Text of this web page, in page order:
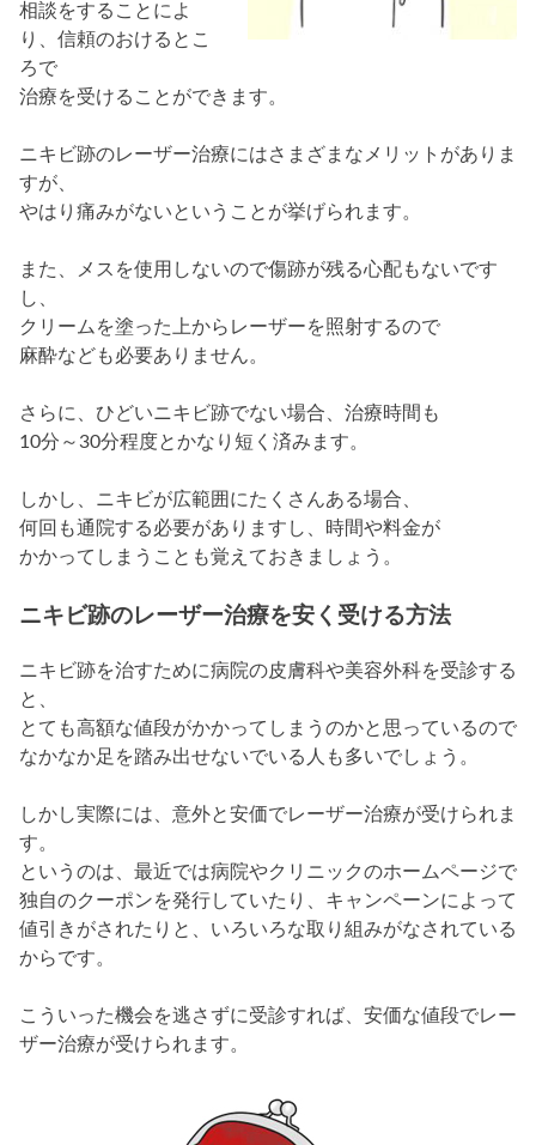
相談をすることによ
り、信頼のおけるとこ
ろで
治療を受けることができます。
ニキビ跡のレーザー治療にはさまざまなメリットがありま
すが、
やはり痛みがないということが挙げられます。
また、メスを使用しないので傷跡が残る心配もないです
し、
クリームを塗った上からレーザーを照射するので
麻酔なども必要ありません。
さらに、ひどいニキビ跡でない場合、治療時間も
10分～30分程度とかなり短く済みます。
しかし、ニキビが広範囲にたくさんある場合、
何回も通院する必要がありますし、時間や料金が
かかってしまうことも覚えておきましょう。
ニキビ跡のレーザー治療を安く受ける方法
ニキビ跡を治すために病院の皮膚科や美容外科を受診する
と、
とても高額な値段がかかってしまうのかと思っているので
なかなか足を踏み出せないでいる人も多いでしょう。
しかし実際には、意外と安価でレーザー治療が受けられま
す。
というのは、最近では病院やクリニックのホームページで
独自のクーポンを発行していたり、キャンペーンによって
値引きがされたりと、いろいろな取り組みがなされている
からです。
こういった機会を逃さずに受診すれば、安価な値段でレー
ザー治療が受けられます。